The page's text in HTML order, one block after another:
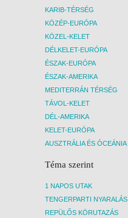
KARIB-TÉRSÉG
KÖZÉP-EURÓPA
KÖZEL-KELET
DÉLKELET-EURÓPA
ÉSZAK-EURÓPA
ÉSZAK-AMERIKA
MEDITERRÁN TÉRSÉG
TÁVOL-KELET
DÉL-AMERIKA
KELET-EURÓPA
AUSZTRÁLIA ÉS ÓCEÁNIA
Téma szerint
1 NAPOS UTAK
TENGERPARTI NYARALÁS
REPÜLŐS KÖRUTAZÁS